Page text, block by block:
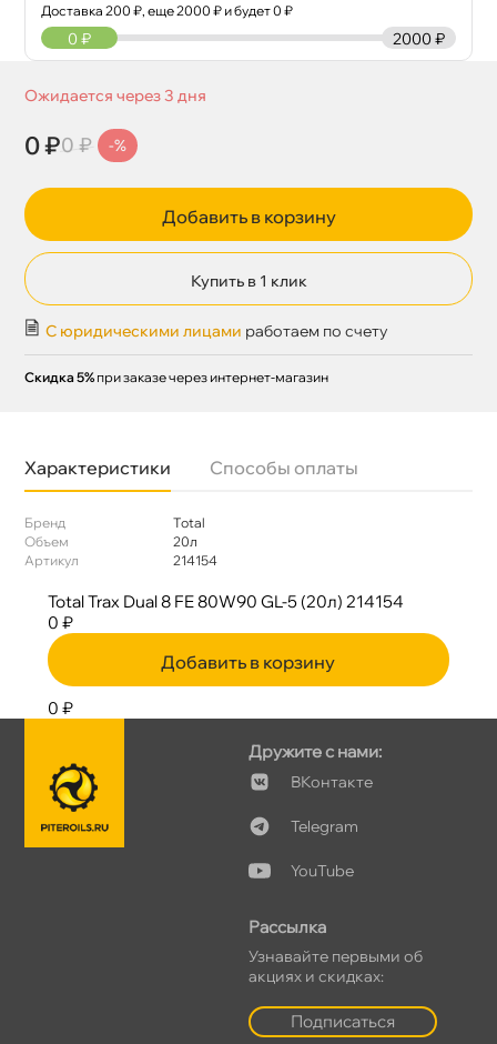
Доставка200 ₽, еще2000 ₽ и будет 0 ₽
2000 ₽
0 ₽
Ожидается через 3 дня
0 ₽0 ₽ -%
Добавить в корзину
Купить в 1 клик
С юридическими лицами работаем по счету
Скидка 5% при заказе через интернет-магазин
Характеристики Способы оплаты
Бренд
Total
Объем
20л
Артикул
214154
Total Trax Dual 8 FE 80W90 GL-5 (20л) 214154
0 ₽
Добавить в корзину
0 ₽
Дружите с нами:
Контакте
Telegram
YouTube
Рассылка
Узнавайте первыми о
акциях и скидках:
Подписаться